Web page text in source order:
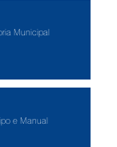
Municipal
e Manual